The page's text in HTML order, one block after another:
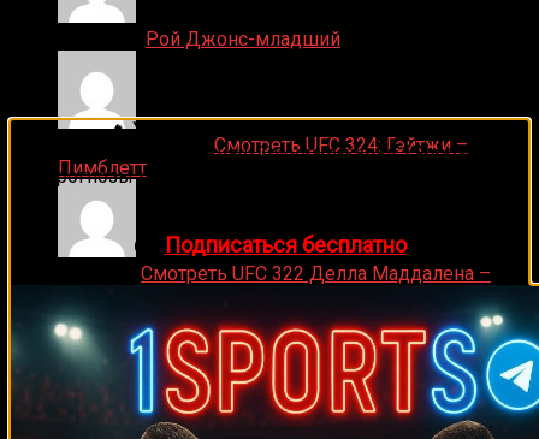
Рой Джонс-младший
Смотреть UFC 324: Гэйтжи –
Пимблетт
Смотреть UFC 322 Делла Маддалена –
Случайные боксеры
Марк Делани Ноэ Сантильяна Педро Санчес Фрэнк Минтон Уго
Пинеда
Кевин Келли Зак Риз Кевин Брэзьер Джоелл Годфри
Энрике Орнелас
Педро Кампа Решат Мати Роман Копылов Рон
🔥 Хочешь зарабатывать на спорте?
Подписывайся на наш Telegram-канал1Sports
прогнозы на единоборства и другие виды спорта
👉 Подписаться бесплатно